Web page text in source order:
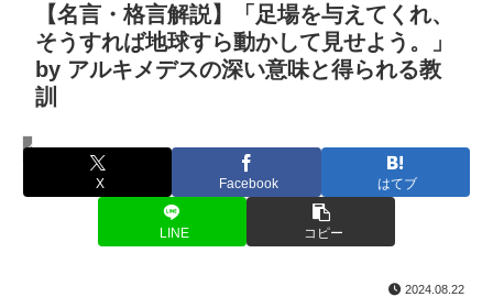
【名言・格言解説】「足場を与えてくれ、
そうすれば地球すら動かして見せよう。」
by アルキメデスの深い意味と得られる教
訓
名言・格言
X Facebook はてブ
LINE コピー
2024.08.22